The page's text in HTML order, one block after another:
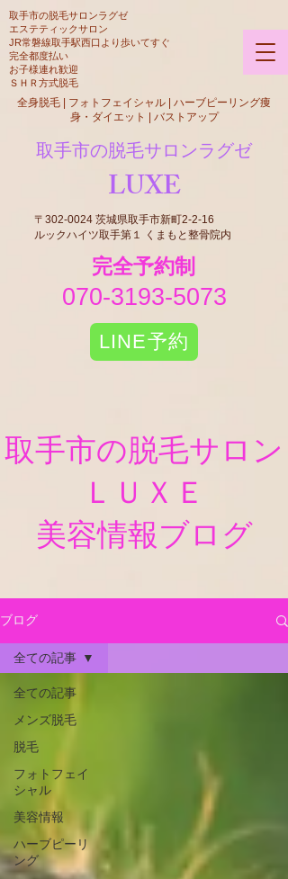
〒302-0024 茨城県取手市新町2-2-16
ルックハイツ取手第１ くまもと整骨院内
​完全予約制
070-3193-5073
​取手市の脱毛サロンラグゼ
​​エステティックサロン
JR常磐線取手駅西口より歩いてすぐ
​完全都度払い
​お子様連れ歓迎
​ＳＨＲ方式脱毛​
LINE予約
全身脱毛 | フォトフェイシャル | ハーブピーリング痩
身・ダイエット | バストアップ
取手市の脱毛サロンラグゼ
LUXE
​取手市の脱毛サロン
ＬＵＸＥ
​美容情報ブログ
ブログ
全ての記事
メンズ脱毛
脱毛
フォトフェイ
シャル
美容情報
ハーブピーリ
ング
全ての記事